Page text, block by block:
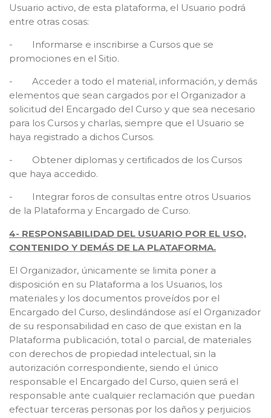
Usuario activo, de esta plataforma, el Usuario podrá
entre otras cosas:
- Informarse e inscribirse a Cursos que se
promociones en el Sitio.
- Acceder a todo el material, información, y demás
elementos que sean cargados por el Organizador a
solicitud del Encargado del Curso y que sea necesario
para los Cursos y charlas, siempre que el Usuario se
haya registrado a dichos Cursos.
- Obtener diplomas y certificados de los Cursos
que haya accedido.
- Integrar foros de consultas entre otros Usuarios
de la Plataforma y Encargado de Curso.
4- RESPONSABILIDAD DEL USUARIO POR EL USO,
CONTENIDO Y DEMÁS DE LA PLATAFORMA.
El Organizador, únicamente se limita poner a
disposición en su Plataforma a los Usuarios, los
materiales y los documentos proveídos por el
Encargado del Curso, deslindándose así el Organizador
de su responsabilidad en caso de que existan en la
Plataforma publicación, total o parcial, de materiales
con derechos de propiedad intelectual, sin la
autorización correspondiente, siendo el único
responsable el Encargado del Curso, quien será el
responsable ante cualquier reclamación que puedan
efectuar terceras personas por los daños y perjuicios